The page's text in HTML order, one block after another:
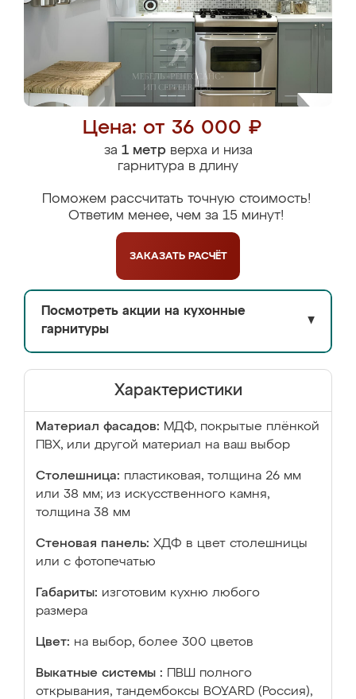
Цена: от 36 000 ₽
за 1 метрверха и низа
гарнитура в длину
Поможем рассчитать точную стоимость!
Ответим менее, чем за 15 минут!
ЗАКАЗАТЬ РАСЧЁТ
Посмотреть акции на кухонные
гарнитуры
▼
Характеристики
Материал фасадов: МДФ, покрытые плёнкой
ПВХ, или другой материал на ваш выбор
Столешница: пластиковая, толщина 26 мм
или 38 мм; из искусственного камня,
толщина 38 мм
Стеновая панель: ХДФ в цвет столешницы
или с фотопечатью
Габариты: изготовим кухню любого
размера
Цвет: на выбор, более 300 цветов
Выкатные системы :
ПВШ полного
открывания, тандембоксы BOYARD (Россия),